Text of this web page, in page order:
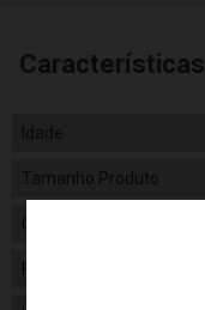
Características
Tamanho Produto
Gênero
Fabricante